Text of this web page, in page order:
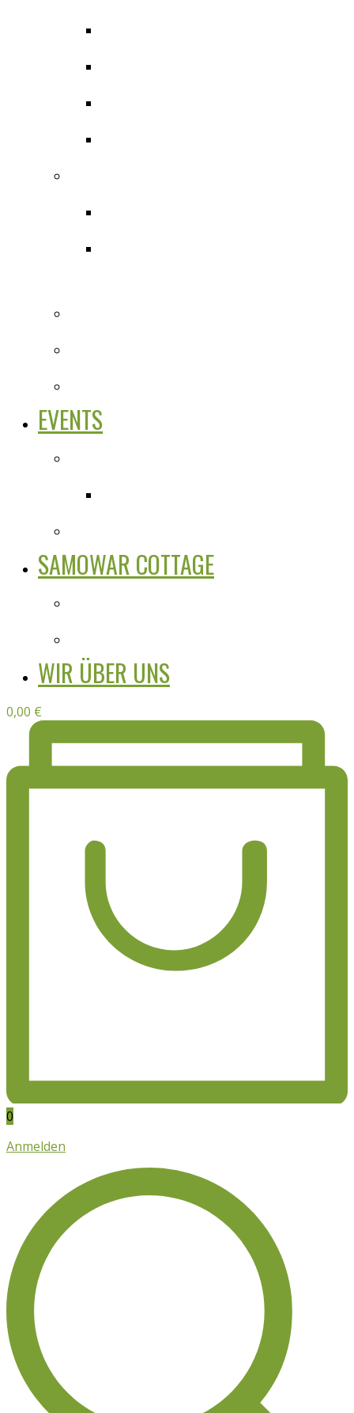
EVENTS
SAMOWAR COTTAGE
WIR ÜBER UNS
0,00 €
0
Anmelden